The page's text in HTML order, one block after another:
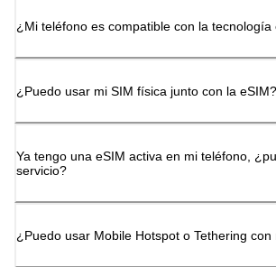
¿Mi teléfono es compatible con la tecnología
¿Puedo usar mi SIM física junto con la eSIM?
Ya tengo una eSIM activa en mi teléfono,
servicio?
¿Puedo usar Mobile Hotspot o Tethering con